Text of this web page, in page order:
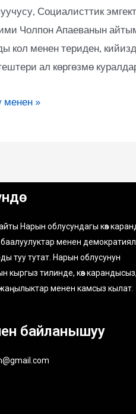
Социалисттик
Чолпон Апаеванын
кол менен териден,
ал көргөзмө
менен »
Нарын облусундагы көз
баалуулуктар менен
туу тутат. Нарын облусунун
кыргыз тилинде, көз карандысыз,
менен камсыз кылат.
байланышуу